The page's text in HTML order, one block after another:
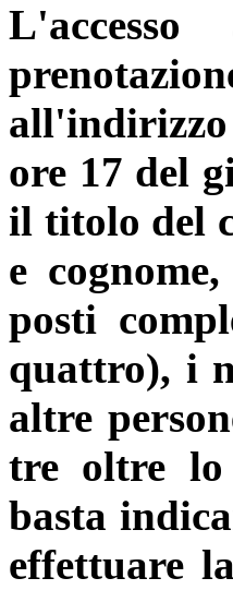
all'indirizzo
ore 17 del
il titolo del
e
posti
quattro), i
altre
tre oltre lo
basta
effettuare